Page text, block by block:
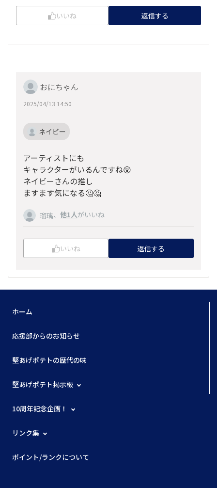
いいね 返信する
おにちゃん
2025/04/13 14:50
ネイビー
アーティストにも
キャラクターがいるんですね😲
ネイビーさんの推し
ますます気になる🤔🤔
瑠璃、 他1人がいいね
いいね 返信する
ホーム
応援部からのお知らせ
堅あげポテトの歴代の味
堅あげポテト掲示板
10周年記念企画！
リンク集
ポイント/ランクについて